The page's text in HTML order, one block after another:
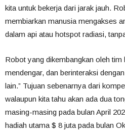
kita untuk bekerja dari jarak jauh.
membiarkan manusia mengakses
dalam api atau hotspot radiasi,
Robot yang dikembangkan oleh tim
mendengar, dan berinteraksi
lain.” Tujuan sebenarnya dari
walaupun kita tahu akan ada dua
masing-masing pada bulan April
hadiah utama $ 8 juta pada bulan